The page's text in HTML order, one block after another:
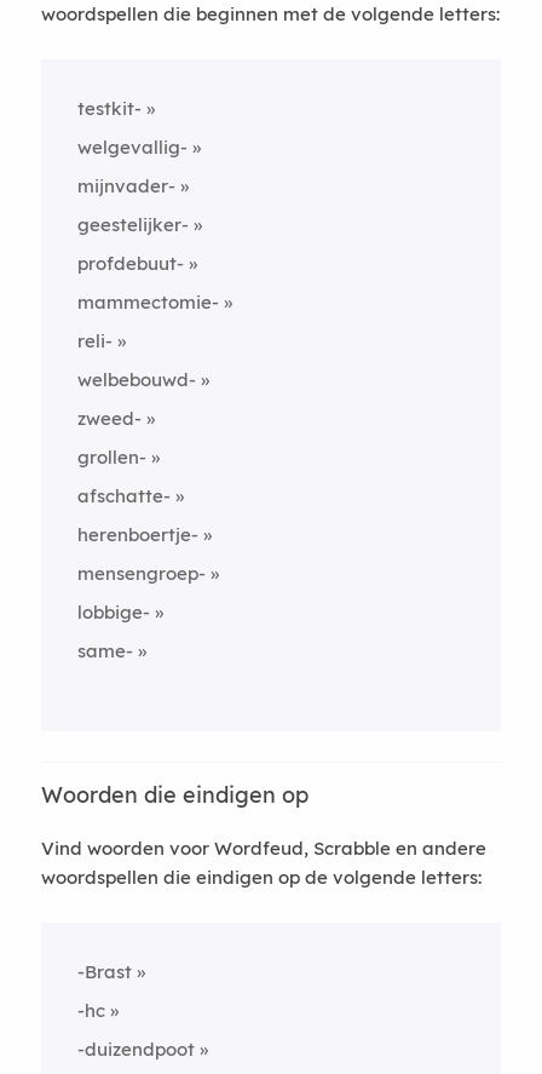
woordspellen die beginnen met de volgende letters:
testkit-
welgevallig-
mijnvader-
geestelijker-
profdebuut-
mammectomie-
reli-
welbebouwd-
zweed-
grollen-
afschatte-
herenboertje-
mensengroep-
lobbige-
same-
Woorden die eindigen op
Vind woorden voor Wordfeud, Scrabble en andere
woordspellen die eindigen op de volgende letters:
-Brast
-hc
-duizendpoot